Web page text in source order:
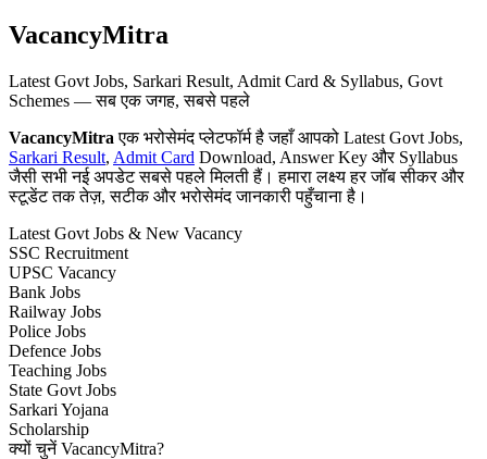
VacancyMitra
Latest Govt Jobs, Sarkari Result, Admit Card & Syllabus, Govt
Schemes — सब एक जगह, सबसे पहले
VacancyMitra एक भरोसेमंद प्लेटफॉर्म है जहाँ आपको Latest Govt Jobs,
Sarkari Result, Admit Card Download, Answer Key और Syllabus
जैसी सभी नई अपडेट सबसे पहले मिलती हैं। हमारा लक्ष्य हर जॉब सीकर और
स्टूडेंट तक तेज़, सटीक और भरोसेमंद जानकारी पहुँचाना है।
Latest Govt Jobs & New Vacancy
SSC Recruitment
UPSC Vacancy
Bank Jobs
Railway Jobs
Police Jobs
Defence Jobs
Teaching Jobs
State Govt Jobs
Sarkari Yojana
Scholarship
क्यों चुनें VacancyMitra?